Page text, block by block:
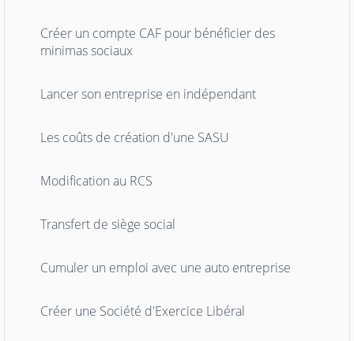
Créer un compte CAF pour bénéficier des
minimas sociaux
Lancer son entreprise en indépendant
Les coûts de création d'une SASU
Modification au RCS
Transfert de siège social
Cumuler un emploi avec une auto entreprise
Créer une Société d'Exercice Libéral